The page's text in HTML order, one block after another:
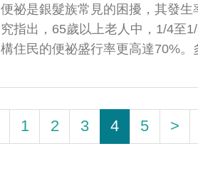
便祕是銀髮族常見的困擾，其發
究指出，65歲以上老人中，1/4至
構住民的便祕盛行率更高達70%
1 2 3 4 5 >